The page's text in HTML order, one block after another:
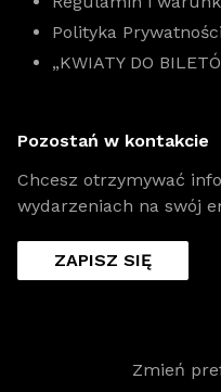
Polityka Prywatności
„KWIATY DO
Pozostań w kontakcie
Chcesz otrzymywać
wydarzeniach na swój
ZAPISZ SIĘ
Zmień